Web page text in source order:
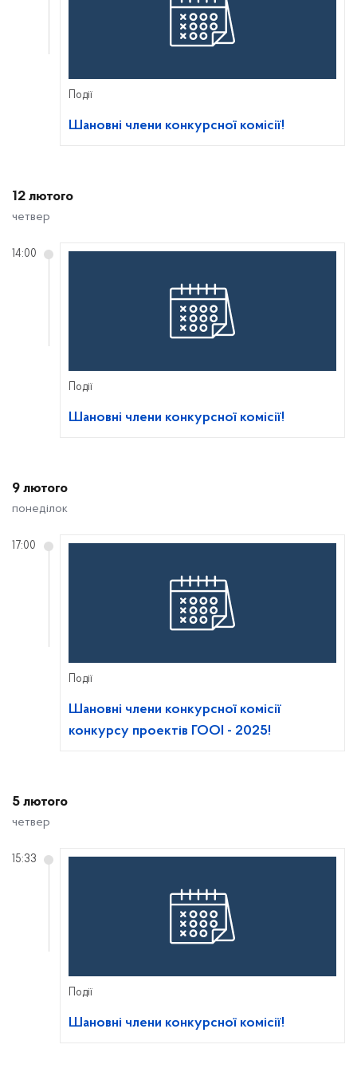
Події
Шановні члени конкурсної комісії!
12 лютого
четвер
Події
Шановні члени конкурсної комісії!
14:00
9 лютого
понеділок
Події
Шановні члени конкурсної комісії
конкурсу проектів ГООІ - 2025!
17:00
5 лютого
четвер
Події
Шановні члени конкурсної комісії!
15:33